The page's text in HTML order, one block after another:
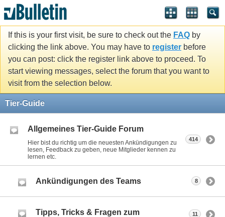
If this is your first visit, be sure to check out the FAQ by
clicking the link above. You may have to register before
you can post: click the register link above to proceed. To
start viewing messages, select the forum that you want to
visit from the selection below.
Tier-Guide
Allgemeines Tier-Guide Forum
Hier bist du richtig um die neuesten Ankündigungen zu
lesen, Feedback zu geben, neue Mitglieder kennen zu
lernen etc.
414
Ankündigungen des Teams 8
Tipps, Tricks & Fragen zum
11